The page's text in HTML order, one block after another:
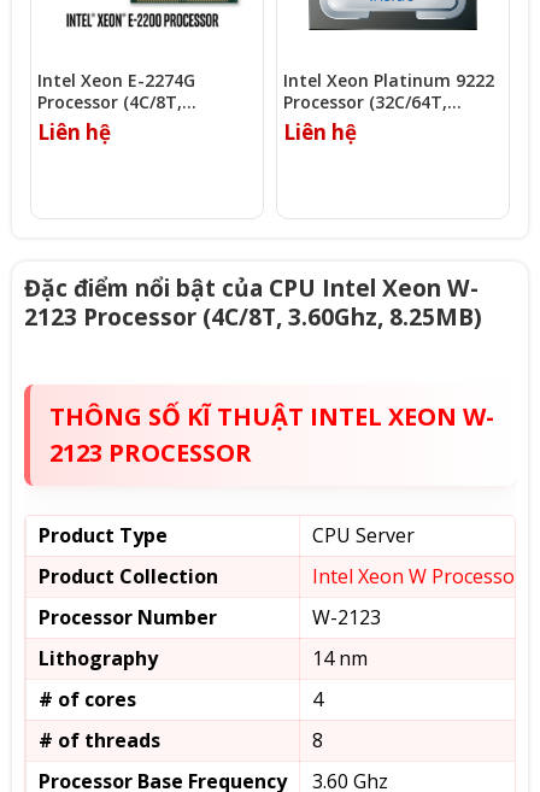
Intel Xeon E-2274G
Processor (4C/8T,
4.00Ghz, 8MB)
Liên hệ
Intel Xeon Platinum 9222
Processor (32C/64T,
2.30Ghz, 71.5MB)
Liên hệ
Đặc điểm nổi bật của CPU Intel Xeon W-
2123 Processor (4C/8T, 3.60Ghz, 8.25MB)
THÔNG SỐ KĨ THUẬT INTEL XEON W-
2123 PROCESSOR
Product Type
CPU Server
Product Collection
Intel Xeon W Processor
Processor Number
W-2123
Lithography
14 nm
# of cores
4
# of threads
8
Processor Base Frequency
3.60 Ghz